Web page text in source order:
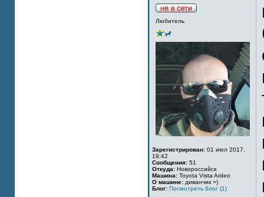
Любитель
Зарегистрирован: 01 июл 2017,
19:42
Сообщения: 51
Откуда: Новороссийск
Машина: Toyota Vista Ardeo
О машине: диванчик =)
Блог: Посмотреть блог (1)